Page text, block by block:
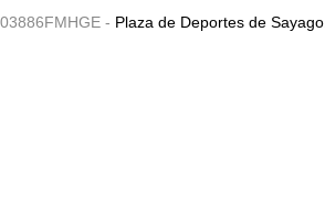
03886FMHGE - Plaza de Deportes de Sayago.